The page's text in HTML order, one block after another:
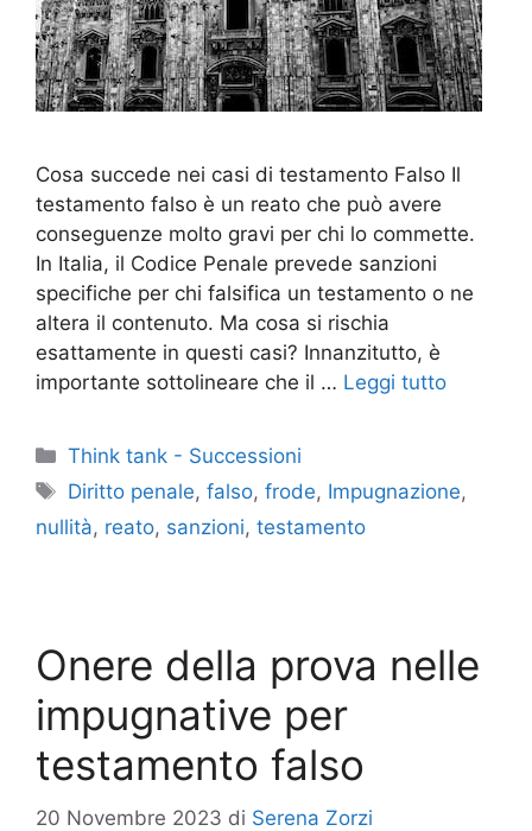
Cosa succede nei casi di testamento Falso Il
testamento falso è un reato che può avere
conseguenze molto gravi per chi lo commette.
In Italia, il Codice Penale prevede sanzioni
specifiche per chi falsifica un testamento o ne
altera il contenuto. Ma cosa si rischia
esattamente in questi casi? Innanzitutto, è
importante sottolineare che il … Leggi tutto
Categorie
Think tank - Successioni
Tag
Diritto penale,falso,frode, Impugnazione,
nullità, reato, sanzioni, testamento
Onere della prova nelle
impugnative per
testamento falso
20 Novembre 2023 di Serena Zorzi